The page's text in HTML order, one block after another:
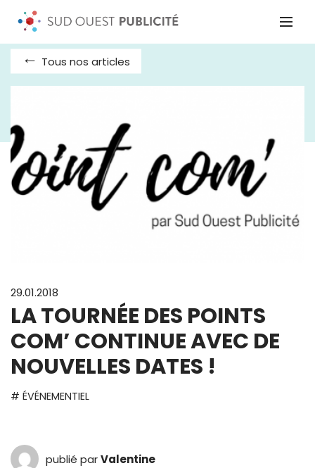
Tous nos articles
29.01.2018
LA TOURNÉE DES POINTS
COM’ CONTINUE AVEC DE
NOUVELLES DATES !
# ÉVÉNEMENTIEL
publié parValentine